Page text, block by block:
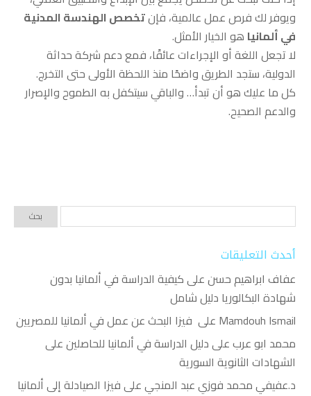
ويوفر لك فرص عمل عالمية، فإنتخصص الهندسة المدنية
في ألمانيا هو الخيار الأمثل.
لا تجعل اللغة أو الإجراءات عائقًا، فمع دعم شركة حداثة
الدولية، ستجد الطريق واضحًا منذ اللحظة الأولى حتى التخرج.
كل ما عليك هو أن تبدأ… والباقي سيتكفل به الطموح والإصرار
والدعم الصحيح.
أحدث التعليقات
عفاف ابراهيم حسنعلىكيفية الدراسة في ألمانيا بدون
شهادة البكالوريا دليل شامل
Mamdouh Ismail على فيزا البحث عن عمل في ألمانيا للمصريين
محمد ابو عربعلىدليل الدراسة في ألمانيا للحاصلين على
الشهادات الثانوية السورية
د.عفيفي محمد فوزي عبد المنجيعلىفيزا الصيادلة إلى ألمانيا